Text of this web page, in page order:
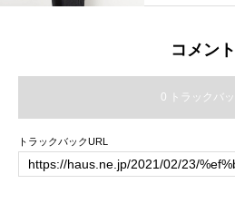
コメント
0 トラックバ
トラックバックURL